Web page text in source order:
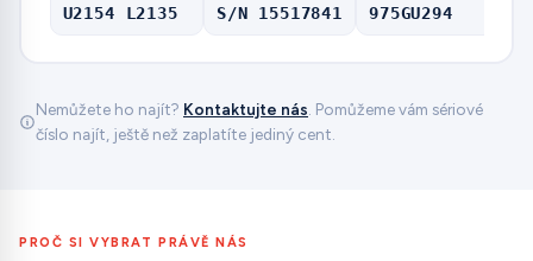
U2154 L2135 S/N 15517841 975GU294
Nemůžete ho najít? Kontaktujte nás . Pomůžeme vám sériové
číslo najít, ještě než zaplatíte jediný cent.
PROČ SI VYBRAT PRÁVĚ NÁS